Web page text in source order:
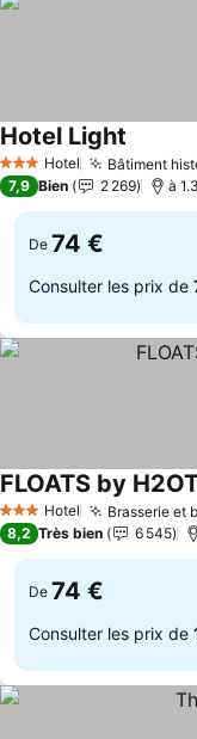
3 ÉtoilesHotel Bâtiment
Hotel Light
7,9 Bien 2 269 à
De 74 €
Consulter les prix de
3 ÉtoilesHotel Brasserie et
FLOATS by
8,2 Très bien 6 545
De 74 €
Consulter les prix de